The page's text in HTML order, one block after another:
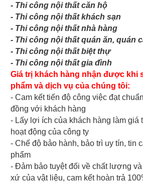
- Thi công nội thất căn hộ
- Thi công nội thất khách sạn
- Thi công nội thất nhà hàng
- Thi công nội thất quán ăn, quán
- Thi công nội thất biệt thự
- Thi công nội thất gia đình
Giá trị khách hàng nhận được khi
phẩm và dịch vụ của chúng tôi:
- Cam kết tiến độ công việc đạt
đồng với khách hàng
- Lấy lợi ích của khách hàng làm giá
hoạt động của công ty
- Chế độ bảo hành, bảo trì uy tín, tin
phẩm
- Đảm bảo tuyệt đối về chất lượng
xứ của vật liệu, cam kết hoàn trả